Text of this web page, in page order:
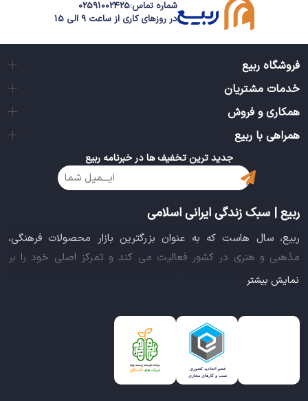
شماره تماس:02591002425
در روزهای کاری از ساعت 9 الی 15
فروشگاه ربیع
خدمات مشتریان
همکاری و فروش
همراهی با ربیع
جدید ترین تخفیف ها در خبرنامه ربیع
ربیع | سبک زندگی ایرانی اسلامی
ربیع، سال هاست که به عنوان بزرگترین بازار محصولات فرهنگی،
مذهبی و هنری در کشور فعالیت می کند و تمرکز اصلی خود را بر
سبک زندگی ایرانی اسلامی قرار داده است. این بازار مجموعه کاملی از
شما را برای خرید اینترنتی کالاهای فرهنگی، مذهبی و هنری برآورده
ایده خلاقانه عرضه محصولات فرهنگی در بستر اینترنت باعث شد تا
ربیع، علاوه بر داشتن نماد اعتماد الکترونیکی و مجوز سازمان صنفی
نمایش بیشتر